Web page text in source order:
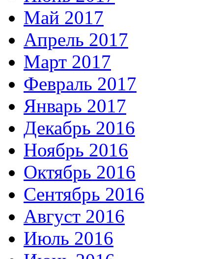
Май 2017
Апрель 2017
Март 2017
Февраль 2017
Январь 2017
Декабрь 2016
Ноябрь 2016
Октябрь 2016
Сентябрь 2016
Август 2016
Июль 2016